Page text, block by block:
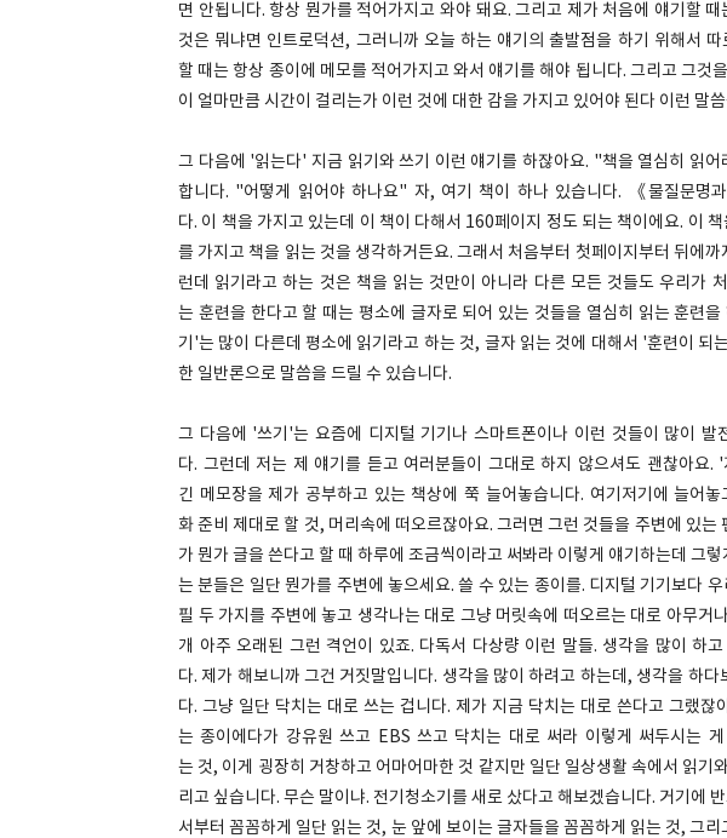
면 안됩니다. 항상 뭔가를 적어가지고 와야 돼요. 그리고 제가 처음에 얘기할
것은 뭐냐면 인트로덕션, 그러니까 오늘 하는 얘기의 출발점을 하기 위해서
할 때는 항상 종이에 메모를 적어가지고 와서 얘기를 해야 됩니다. 그리고 그것
이 얼마만큼 시간이 걸리는가 이런 것에 대한 감을 가지고 있어야 된다 이런 말
그 다음에 '읽는다' 지금 읽기와 쓰기 이런 얘기를 하잖아요. "책을 열심히 읽어
합니다. "어떻게 읽어야 하나요" 자, 여기 책이 하나 있습니다. 《물질문명
다. 이 책을 가지고 있는데 이 책이 다해서 160페이지 정도 되는 책이에요. 이
를 가지고 책을 읽는 것을 생각하거든요. 그래서 처음부터 첫페이지부터 뒤에
런데 읽기라고 하는 것은 책을 읽는 것만이 아니라 다른 모든 것들도 우리가
는 훈련을 한다고 할 때는 평소에 글자로 되어 있는 것들을 열심히 읽는 훈련
기'는 많이 다른데 평소에 읽기라고 하는 것, 글자 읽는 것에 대해서 '훈련이 되
한 일반론으로 말씀을 드릴 수 있습니다.
그 다음에 '쓰기'는 요즘에 디지털 기기나 스마트폰이나 이런 것들이 많이 발
다. 그런데 저는 제 얘기를 듣고 여러분들이 그대로 하지 않으셔도 괜찮아요
긴 메모장을 제가 공부하고 있는 책상에 쭉 늘어놓습니다. 여기저기에 늘어
화 준비 제대로 할 것, 머리속에 떠오르잖아요. 그러면 그런 것들을 주변에 있는
가 뭔가 글을 쓴다고 할 때 하루에 조금씩이라고 써봐라 이렇게 얘기하는데 그
는 분들은 일단 뭔가를 주변에 놓으세요. 쓸 수 있는 종이를. 디지털 기기보다
필 두 가지를 주변에 놓고 생각나는 대로 그냥 머릿속에 떠오르는 대로 아무거
개 아주 오래된 그런 격언이 있죠. 다독서 다상량 이런 말들. 생각을 많이 하
다. 제가 해보니까 그건 거짓말입니다. 생각을 많이 하려고 하는데, 생각을 하
다. 그냥 일단 닥치는 대로 쓰는 겁니다. 제가 지금 닥치는 대로 쓴다고 그랬잖
는 종이에다가 강유원 쓰고 EBS 쓰고 닥치는 대로 써라 이렇게 써두시는
는 것, 이게 굉장히 거창하고 어마어마한 것 같지만 일단 일상생활 속에서 읽
리고 싶습니다. 무슨 말이냐. 전기청소기를 새로 샀다고 해보겠습니다. 거기에
서부터 꼼꼼하게 일단 읽는 것, 눈 앞에 보이는 글자들을 꼼꼼하게 읽는 것, 그